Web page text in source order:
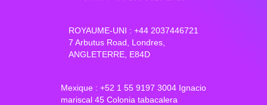
ROYAUME-UNI : +44 2037446721
7 Arbutus Road, Londres,
ANGLETERRE, E84D
Mexique : +52 1 55 9197 3004 Ignacio
mariscal 45 Colonia tabacalera